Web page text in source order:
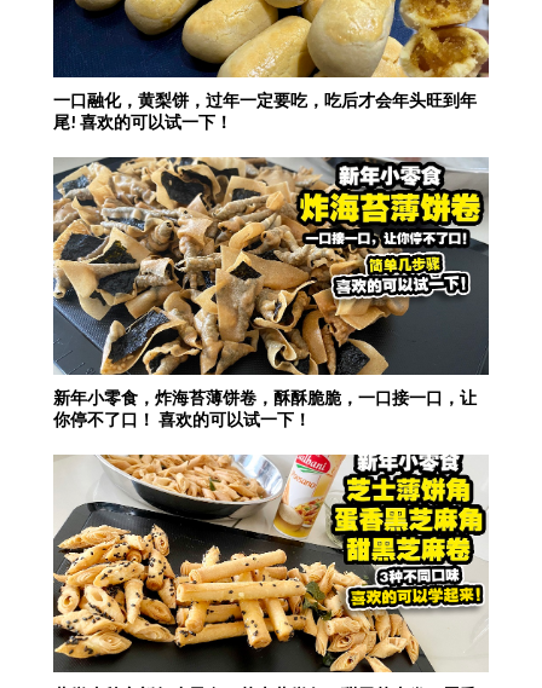
一口融化，黄梨饼，过年一定要吃，吃后才会年头旺到年
尾! 喜欢的可以试一下！
新年小零食，炸海苔薄饼卷，酥酥脆脆，一口接一口，让
你停不了口！ 喜欢的可以试一下！